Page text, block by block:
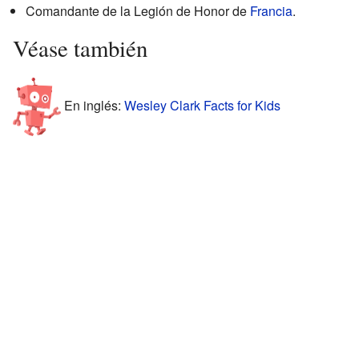
Comandante de la Legión de Honor de Francia.
Véase también
En inglés: Wesley Clark Facts for Kids